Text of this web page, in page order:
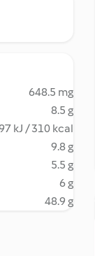
648.5 mg
8.5 g
kJ / 310 kcal
9.8 g
5.5 g
6 g
48.9 g